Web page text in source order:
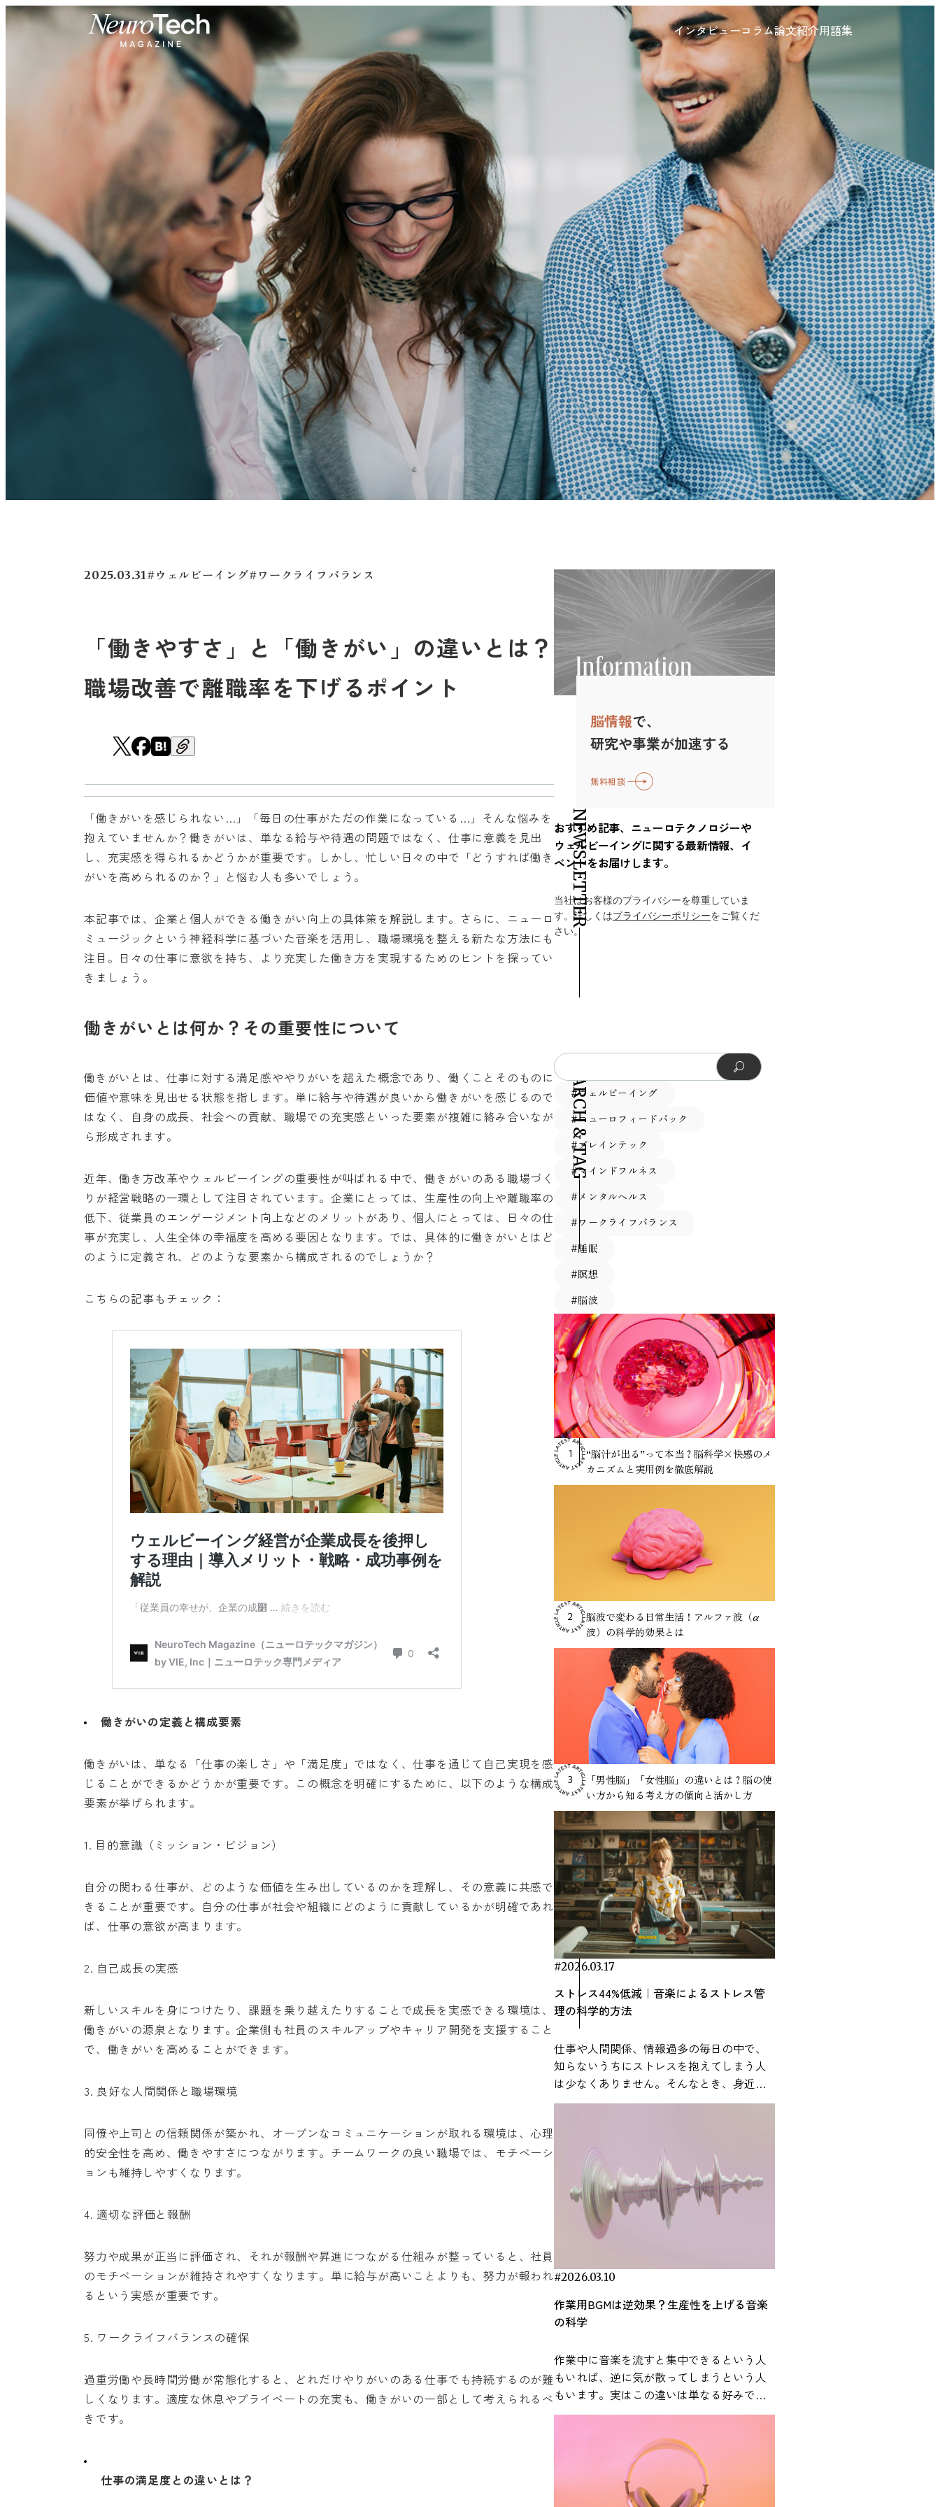
インタビューコラム論文紹介用語集
2025.03.31#ウェルビーイング#ワークライフバランス
「働きやすさ」と「働きがい」の違いとは？
職場改善で離職率を下げるポイント
「働きがいを感じられない…」「毎日の仕事がただの作業になっている…」そんな悩みを
抱えていませんか？働きがいは、単なる給与や待遇の問題ではなく、仕事に意義を見出
し、充実感を得られるかどうかが重要です。しかし、忙しい日々の中で「どうすれば働き
がいを高められるのか？」と悩む人も多いでしょう。
本記事では、企業と個人ができる働きがい向上の具体策を解説します。さらに、ニューロ
ミュージックという神経科学に基づいた音楽を活用し、職場環境を整える新たな方法にも
注目。日々の仕事に意欲を持ち、より充実した働き方を実現するためのヒントを探ってい
きましょう。
働きがいとは何か？その重要性について
働きがいとは、仕事に対する満足感ややりがいを超えた概念であり、働くことそのものに
価値や意味を見出せる状態を指します。単に給与や待遇が良いから働きがいを感じるので
はなく、自身の成長、社会への貢献、職場での充実感といった要素が複雑に絡み合いなが
ら形成されます。
近年、働き方改革やウェルビーイングの重要性が叫ばれる中で、働きがいのある職場づく
りが経営戦略の一環として注目されています。企業にとっては、生産性の向上や離職率の
低下、従業員のエンゲージメント向上などのメリットがあり、個人にとっては、日々の仕
事が充実し、人生全体の幸福度を高める要因となります。では、具体的に働きがいとはど
のように定義され、どのような要素から構成されるのでしょうか？
こちらの記事もチェック：
働きがいの定義と構成要素
働きがいは、単なる「仕事の楽しさ」や「満足度」ではなく、仕事を通じて自己実現を感
じることができるかどうかが重要です。この概念を明確にするために、以下のような構成
要素が挙げられます。
1. 目的意識（ミッション・ビジョン）
自分の関わる仕事が、どのような価値を生み出しているのかを理解し、その意義に共感で
きることが重要です。自分の仕事が社会や組織にどのように貢献しているかが明確であれ
ば、仕事の意欲が高まります。
2. 自己成長の実感
新しいスキルを身につけたり、課題を乗り越えたりすることで成長を実感できる環境は、
働きがいの源泉となります。企業側も社員のスキルアップやキャリア開発を支援すること
で、働きがいを高めることができます。
3. 良好な人間関係と職場環境
同僚や上司との信頼関係が築かれ、オープンなコミュニケーションが取れる環境は、心理
的安全性を高め、働きやすさにつながります。チームワークの良い職場では、モチベーシ
ョンも維持しやすくなります。
4. 適切な評価と報酬
努力や成果が正当に評価され、それが報酬や昇進につながる仕組みが整っていると、社員
のモチベーションが維持されやすくなります。単に給与が高いことよりも、努力が報われ
るという実感が重要です。
5. ワークライフバランスの確保
過重労働や長時間労働が常態化すると、どれだけやりがいのある仕事でも持続するのが難
しくなります。適度な休息やプライベートの充実も、働きがいの一部として考えられるべ
きです。
仕事の満足度との違いとは？
脳情報で、
研究や事業が加速する
無料相談
NEWSLETTER
おすすめ記事、ニューロテクノロジーや
ウェルビーイングに関する最新情報、イ
ベントをお届けします。
当社はお客様のプライバシーを尊重していま
す。詳しくはプライバシーポリシーをご覧くだ
さい。
SEARCH & TAG
#ウェルビーイング
#ニューロフィードバック
#ブレインテック
#マインドフルネス
#メンタルヘルス
#ワークライフバランス
#睡眠
#瞑想
#脳波
RECENT ARTICLE
#2026.03.17
ストレス44%低減｜音楽によるストレス管
理の科学的方法
仕事や人間関係、情報過多の毎日の中で、
知らないうちにストレスを抱えてしまう人
は少なくありません。そんなとき、身近に
ある「音楽」が心身の状態に影響を与える
生活に取り入れやすく、通勤中や作業中、
就寝前などさまざまな場面で活用されてい
ます。本記事では、研究で示されている知
見をもとに、音楽とストレスの関係や、日
常で取り入れやすい活用方法について紹介
します。 研究で明らかになった音楽による
与える可能性については、心理学や医学の
近年の研究では、音楽を聴くことが心理的
なリラックス感だけでなく、ストレスに関
とが報告されています。 人間がストレスを
感じたとき、体内では自律神経系と内分泌
系が連動して反応します。特に重要な役割
を担うのが、視床下部・下垂体・副腎から
反応システムです。この仕組みによってコ
ルチゾールなどのストレス関連ホルモンが
分泌され、心拍数の上昇や緊張などの反応
が引き起こされます。 音楽は、このような
#2026.03.10
作業用BGMは逆効果？生産性を上げる音楽
の科学
作業中に音楽を流すと集中できるという人
もいれば、逆に気が散ってしまうという人
もいます。実はこの違いは単なる好みでは
なく、脳の働きや作業内容、音環境などさ
もとに、作業用BGMの効果や適切な活用方
法を科学的な視点から解説します。 作業用
BGMの効果は本当にある？科学研究からわ
RANKING
1
“脳汁が出る”って本当？脳科学×快感のメ
カニズムと実用例を徹底解説
2
脳波で変わる日常生活！アルファ波（α
波）の科学的効果とは
3
「男性脳」「女性脳」の違いとは？脳の使
い方から知る考え方の傾向と活かし方